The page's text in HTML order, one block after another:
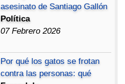
asesinato de Santiago Gallón
Política
07 Febrero 2026
Por qué los gatos se frotan
contra las personas: qué